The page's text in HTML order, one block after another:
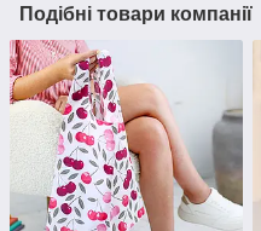
Подібні товари компанії